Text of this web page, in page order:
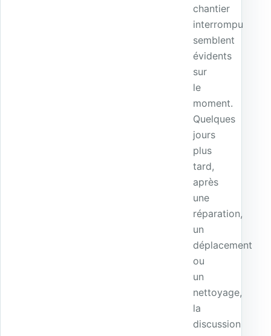
chantier
interrompu
semblent
évidents
sur
le
moment.
Quelques
jours
plus
tard,
après
une
réparation,
un
déplacement
ou
un
nettoyage,
la
discussion